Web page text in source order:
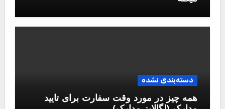
دسته‌بندی نشده
همه چیز در مورد وقت سفارت برای تایید